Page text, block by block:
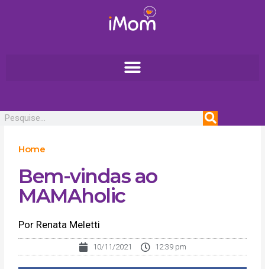
Home
Bem-vindas ao
MAMAholic
Por Renata Meletti
10/11/2021 12:39 pm